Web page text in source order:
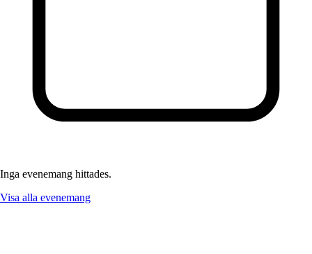
Inga evenemang hittades.
Visa alla evenemang